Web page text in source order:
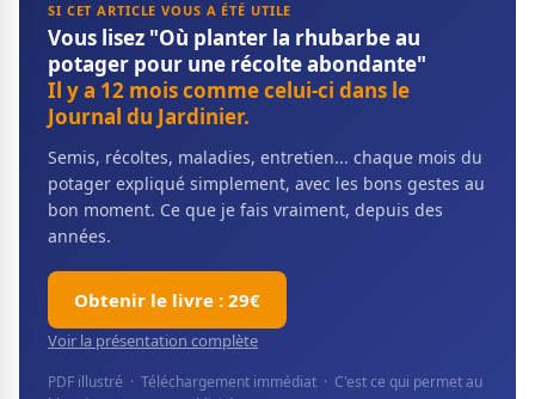
SI CET ARTICLE VOUS A ÉTÉ UTILE
Vous lisez "Où planter la rhubarbe au
potager pour une récolte abondante"
Il y a 12 mois comme celui-ci dans le
Journal du Jardinier.
Semis, récoltes, maladies, entretien... chaque mois du
potager expliqué simplement, avec les bons gestes au
bon moment. Ce que je fais vraiment, depuis des
années.
Obtenir le livre : 29€
Voir la présentation complète
PDF illustré · Téléchargement immédiat · C'est ce qui permet au